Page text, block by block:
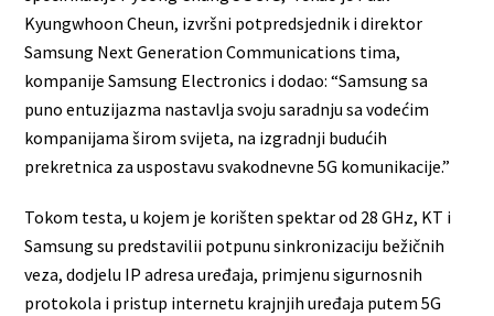
Kyungwhoon Cheun, izvršni potpredsjednik i direktor
Samsung Next Generation Communications tima,
kompanije Samsung Electronics i dodao: “Samsung sa
puno entuzijazma nastavlja svoju saradnju sa vodećim
kompanijama širom svijeta, na izgradnji budućih
prekretnica za uspostavu svakodnevne 5G komunikacije.”
Tokom testa, u kojem je korišten spektar od 28 GHz, KT i
Samsung su predstavilii potpunu sinkronizaciju bežičnih
veza, dodjelu IP adresa uređaja, primjenu sigurnosnih
protokola i pristup internetu krajnjih uređaja putem 5G